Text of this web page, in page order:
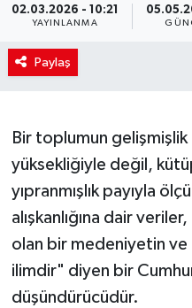
02.03.2026 - 10:21
YAYINLANMA
Paylaş
Bir toplumun
yüksekliğiyle değil,
yıpranmışlık payıyla
alışkanlığına dair
olan bir medeniyetin
ilimdir" diyen bir
düşündürücüdür.